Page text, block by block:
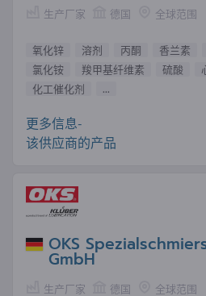
生产厂家 德国 全球范围
氧化锌 溶剂 丙酮 香兰素
氯化铵
羧甲基纤维素 硫酸
化工催化剂
...
更多信息-
该供应商的产品
OKS
GmbH
生产厂家 德国 全球范围